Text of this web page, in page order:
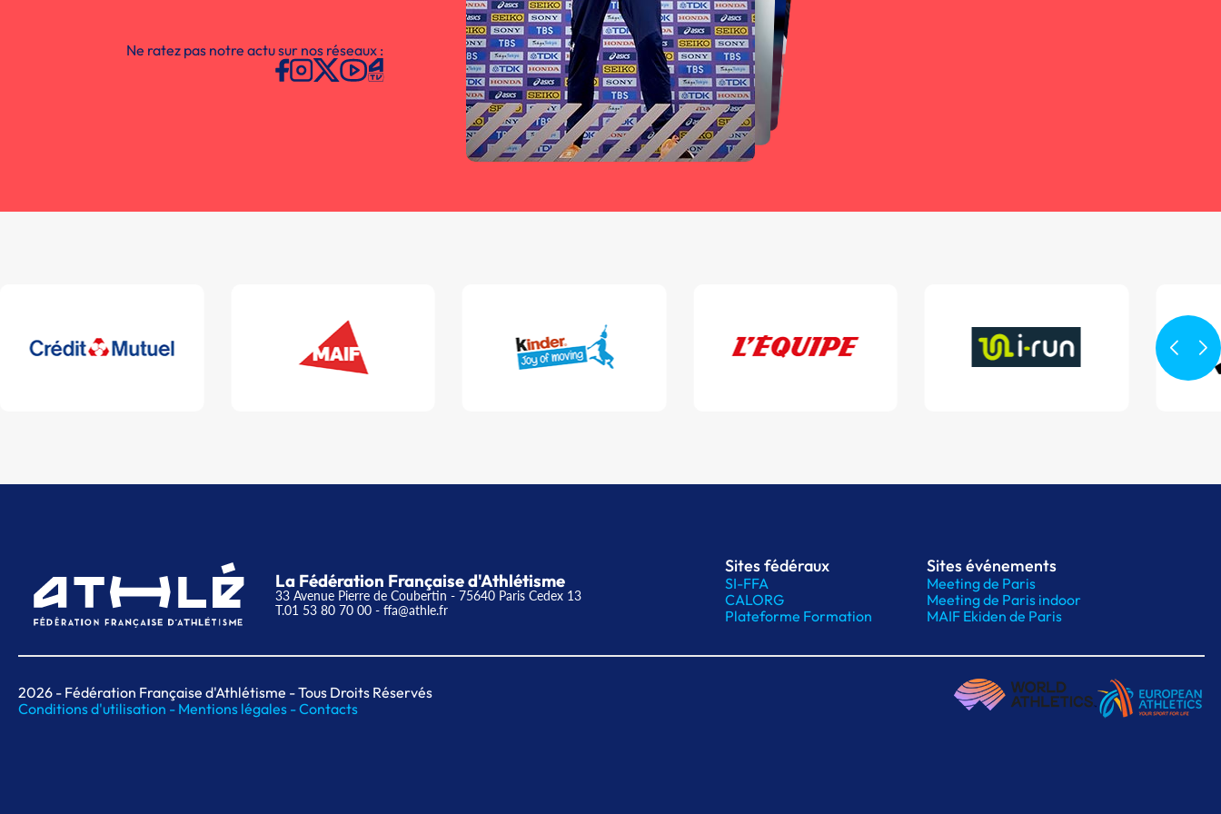
Ne ratez pas notre actu sur nos réseaux :
La Fédération Française d'Athlétisme
33 Avenue Pierre de Coubertin - 75640 Paris Cedex 13
T.01 53 80 70 00 - ffa@athle.fr
Sites fédéraux
SI-FFA
CALORG
Plateforme Formation
Sites événements
Meeting de Paris
Meeting de Paris indoor
MAIF Ekiden de Paris
2026 - Fédération Française d'Athlétisme - Tous Droits Réservés
Conditions d'utilisation - Mentions légales -Contacts